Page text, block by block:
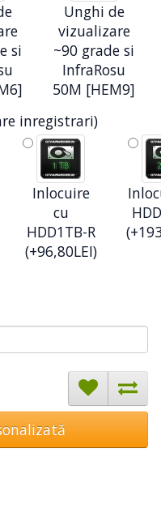
si
Unghi de
vizualizare
~90 grade si
InfraRosu
50M [HEM9]
inregistrari)
Inlocuire
cu
HDD1TB-R
(+96,80LEI)